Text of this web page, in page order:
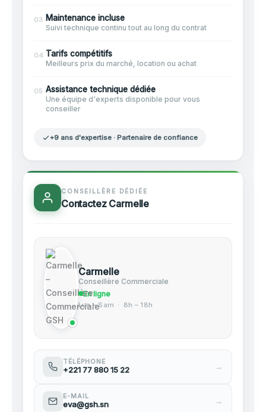
03 Maintenance incluse
Suivi technique continu tout au long du contrat
04 Tarifs compétitifs
Meilleurs prix du marché, location ou achat
05 Assistance technique dédiée
Une équipe d'experts disponible pour vous
conseiller
+9 ans d'expertise · Partenaire de confiance
CONSEILLÈRE DÉDIÉE
Contactez Carmelle
Carmelle
Conseillère Commerciale
En ligne
Lun – Sam · 8h – 18h
TÉLÉPHONE
+221 77 880 15 22 →
E-MAIL
eva@gsh.sn →